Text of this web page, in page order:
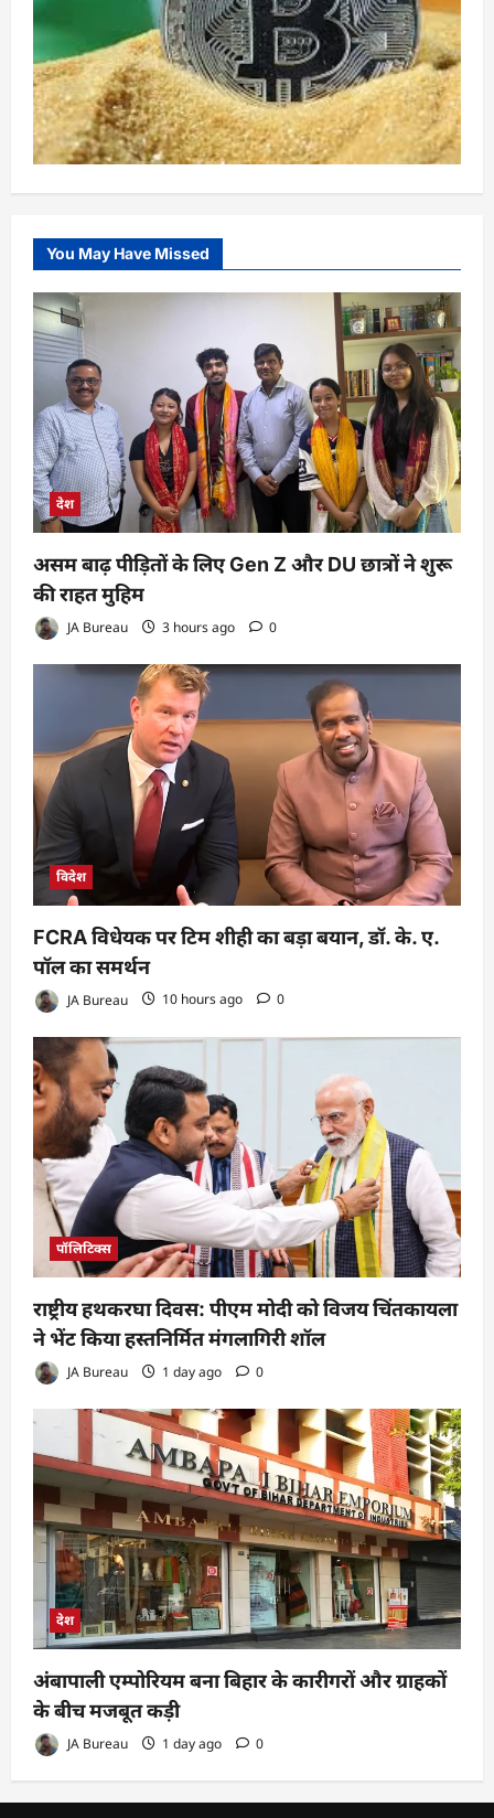
You May Have Missed
देश
असम बाढ़ पीड़ितों के लिए Gen Z और DU छात्रों ने शुरू
की राहत मुहिम
JA Bureau 3 hours ago 0
विदेश
FCRA विधेयक पर टिम शीही का बड़ा बयान, डॉ. के. ए.
पॉल का समर्थन
JA Bureau 10 hours ago 0
पॉलिटिक्स
राष्ट्रीय हथकरघा दिवस: पीएम मोदी को विजय चिंतकायला
ने भेंट किया हस्तनिर्मित मंगलागिरी शॉल
JA Bureau 1 day ago 0
देश
अंबापाली एम्पोरियम बना बिहार के कारीगरों और ग्राहकों
के बीच मजबूत कड़ी
JA Bureau 1 day ago 0